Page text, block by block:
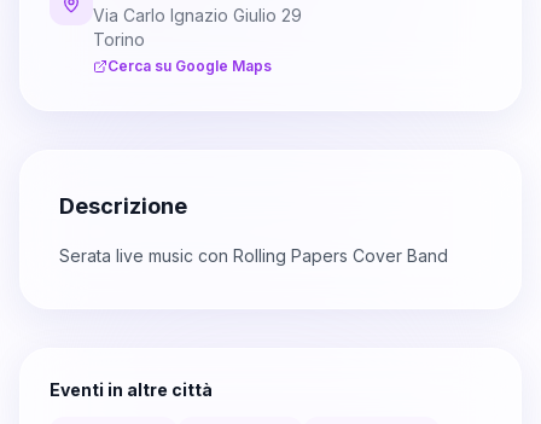
Via Carlo Ignazio Giulio 29
Torino
Cerca su Google Maps
Descrizione
Serata live music con Rolling Papers Cover Band
Eventi in altre città